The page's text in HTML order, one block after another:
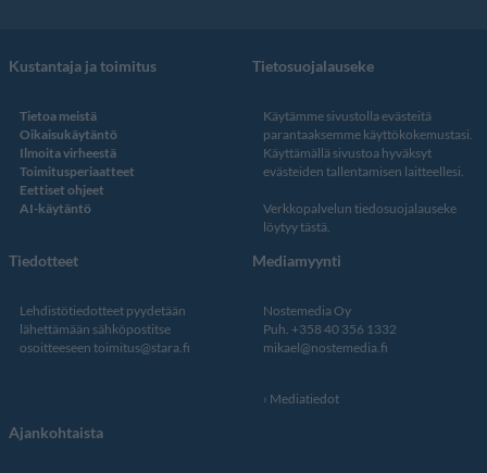
Kustantaja ja toimitus
Tietoa meistä
Oikaisukäytäntö
Ilmoita virheestä
Toimitusperiaatteet
Eettiset ohjeet
AI-käytäntö
Tietosuojalauseke
Käytämme sivustolla evästeitä
parantaaksemme käyttökokemustasi.
Käyttämällä sivustoa hyväksyt
evästeiden tallentamisen laitteellesi.
Verkkopalvelun tiedosuojalauseke
löytyy tästä.
Tiedotteet
Lehdistötiedotteet pyydetään
lähettämään sähköpostitse
osoitteeseen toimitus@stara.fi
Mediamyynti
Nostemedia Oy
Puh. +358 40 356 1332
mikael@nostemedia.fi
Mediatiedot
Ajankohtaista